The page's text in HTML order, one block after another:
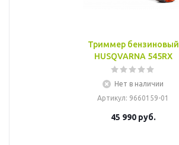
Триммер бензиновый
HUSQVARNA 545RХ
Нет в наличии
Артикул: 9660159-01
45 990руб.